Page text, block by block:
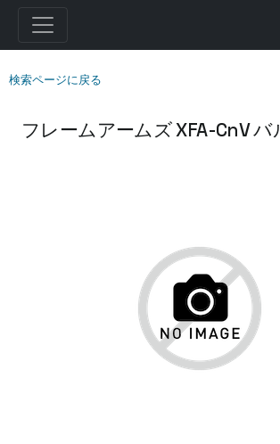
検索ページに戻る
フレームアームズ XFA-CnV